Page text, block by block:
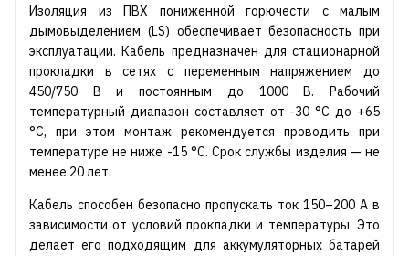
Изоляция из ПВХ пониженной горючести с малым
дымовыделением (LS) обеспечивает безопасность при
эксплуатации. Кабель предназначен для стационарной
прокладки в сетях с переменным напряжением до
450/750 В и постоянным до 1000 В. Рабочий
температурный диапазон составляет от -30 °С до +65
°С, при этом монтаж рекомендуется проводить при
температуре не ниже -15 °С. Срок службы изделия — не
менее 20 лет.
Кабель способен безопасно пропускать ток 150–200 А в
зависимости от условий прокладки и температуры. Это
делает его подходящим для аккумуляторных батарей